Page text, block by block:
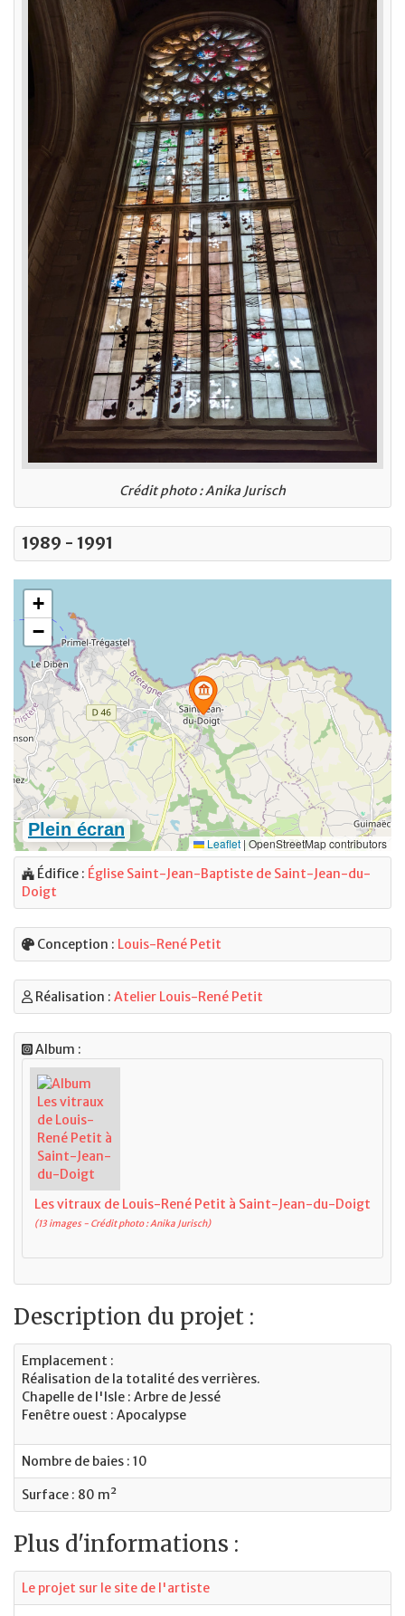
Crédit photo : Anika Jurisch
1989 - 1991
Édifice : Église Saint-Jean-Baptiste de Saint-Jean-du-
Doigt
Conception : Louis-René Petit
Réalisation : Atelier Louis-René Petit
Album :
Les vitraux de Louis-René Petit à Saint-Jean-du-Doigt
(13 images - Crédit photo : Anika Jurisch)
Description du projet :
Emplacement :
Réalisation de la totalité des verrières.
Chapelle de l'Isle : Arbre de Jessé
Fenêtre ouest : Apocalypse
Nombre de baies : 10
Surface : 80 m²
Plus d'informations :
Le projet sur le site de l'artiste